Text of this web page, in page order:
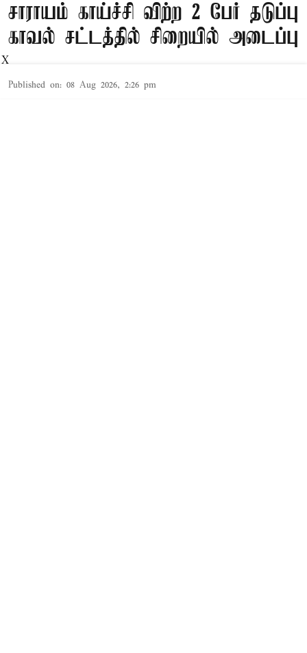
சாராயம் காய்ச்சி விற்ற 2 பேர் தடுப்பு
காவல் சட்டத்தில் சிறையில் அடைப்பு
Published on: 08 Aug 2026, 2:26 pm
X